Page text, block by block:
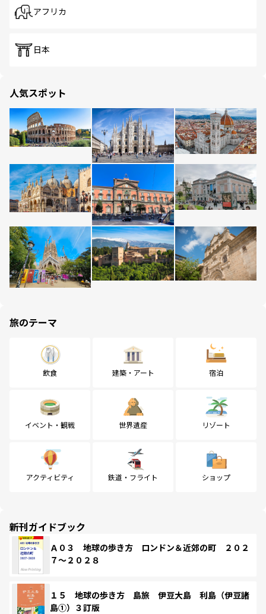
アフリカ
日本
人気スポット
旅のテーマ
飲食 建築・アート 宿泊
イベント・観戦 世界遺産 リゾート
アクティビティ 鉄道・フライト ショップ
新刊ガイドブック
Ａ０３ 地球の歩き方 ロンドン＆近郊の町 ２０２
７～２０２８
１５ 地球の歩き方 島旅 伊豆大島 利島（伊豆諸
島①）３訂版